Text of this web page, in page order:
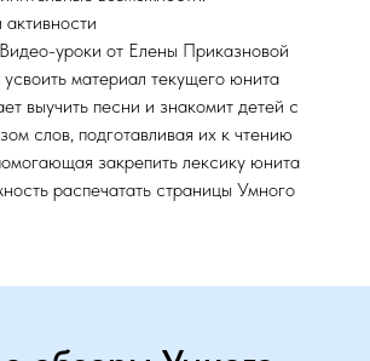
Видео-уроки от Елены Приказновой
материал текущего юнита
выучить песни и знакомит детей с
слов, подготавливая их к чтению
закрепить лексику юнита
распечатать страницы Умного